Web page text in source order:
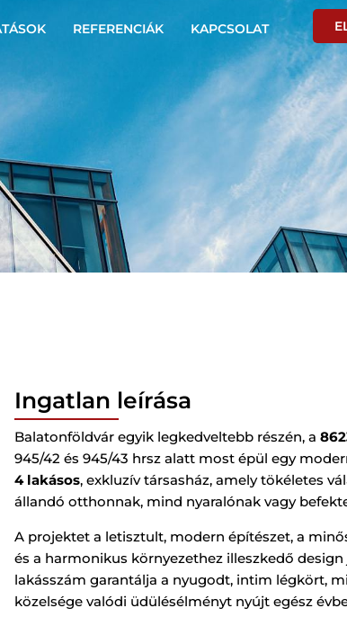
REFERENCIÁK KAPCSOLAT
Ingatlan leírása
Balatonföldvár egyik legkedveltebb részén, a
945/42 és 945/43 hrsz alatt most épül egy
4 lakásos, exkluzív társasház, amely tökéletes
állandó otthonnak, mind nyaralónak vagy
A projektet a letisztult, modern építészet, a
és a harmonikus környezethez illeszkedő design
lakásszám garantálja a nyugodt, intim légkört,
közelsége valódi üdülésélményt nyújt egész